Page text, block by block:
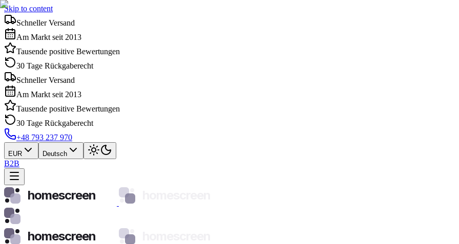
Skip to content
Schneller Versand
Am Markt seit 2013
Tausende positive Bewertungen
30 Tage Rückgaberecht
Schneller Versand
Am Markt seit 2013
Tausende positive Bewertungen
30 Tage Rückgaberecht
+48 793 237 970
EUR Deutsch
B2B
homescreen
homescreen